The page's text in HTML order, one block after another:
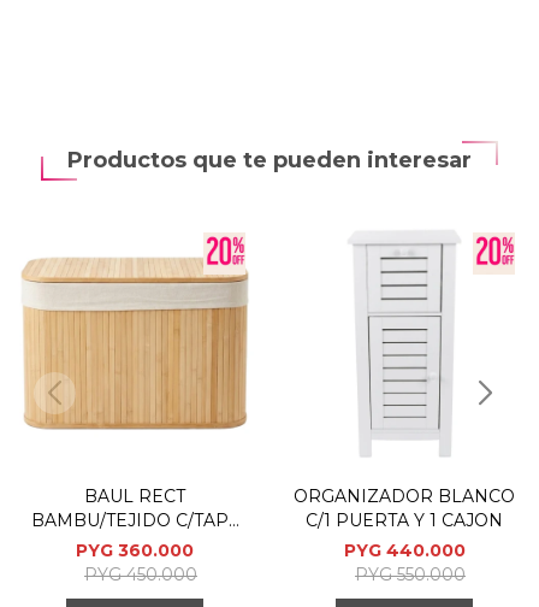
Productos que te pueden interesar
BAUL RECT
BAMBU/TEJIDO C/TAPA
75.5X38.5X42.5CM
PYG 360.000
PYG 450.000
ORGANIZADOR BLANCO
C/1 PUERTA Y 1 CAJON
PYG 440.000
PYG 550.000